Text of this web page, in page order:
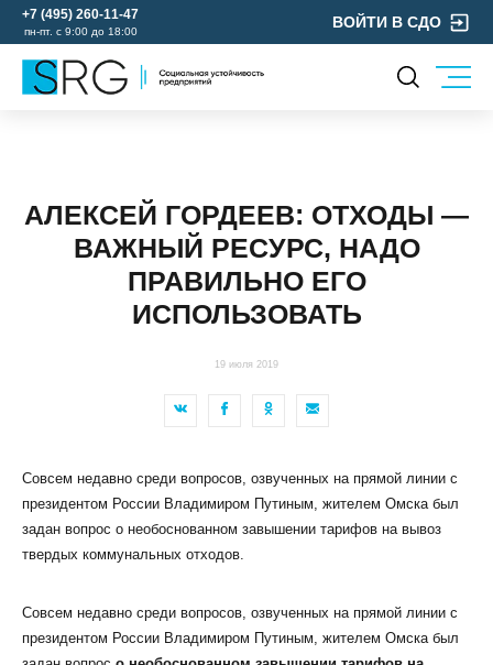
+7 (495) 260-11-47
пн-пт. с 9:00 до 18:00
ВОЙТИ В СДО
УЧЕБНЫЙ ЦЕНТР
ЭКОЛОГИЯ
КЛИЕНТСКИЙ СЕРВИС
АЛЕКСЕЙ ГОРДЕЕВ: ОТХОДЫ —
ВАЖНЫЙ РЕСУРС, НАДО
ПРАВИЛЬНО ЕГО
ИСПОЛЬЗОВАТЬ
19 июля 2019
Совсем недавно среди вопросов, озвученных на прямой линии с
президентом России Владимиром Путиным, жителем Омска был
задан вопрос о необоснованном завышении тарифов на вывоз
твердых коммунальных отходов.
Совсем недавно среди вопросов, озвученных на прямой линии с
президентом России Владимиром Путиным, жителем Омска был